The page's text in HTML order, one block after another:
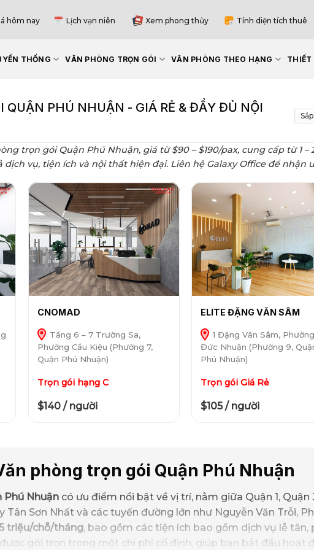
hôm nay Lịch vạn niên Xem phong thủy Tính diện tích thuê
THỐNG VĂN PHÒNG TRỌN GÓI VĂN PHÒNG THEO HẠNG THIẾT
QUẬN PHÚ NHUẬN - GIÁ RẺ & ĐẦY ĐỦ NỘI
trọn gói Quận Phú Nhuận, giá từ $90 – $190/pax, cung cấp từ 1
dịch vụ, tiện ích và nội thất hiện đại. Liên hệ Galaxy Office để nhận
CNOMAD
Tầng 6 – 7 Trường Sa,
Phường Cầu Kiệu (Phường 7,
Quận Phú Nhuận)
Trọn gói hạng C
$140 / người
ELITE ĐẶNG VĂN SÂM
1 Đặng Văn Sâm, Phường
Đức Nhuận (Phường 9,
Phú Nhuận)
Trọn gói Giá Rẻ
$105 / người
phòng trọn gói Quận Phú Nhuận
Phú Nhuận có ưu điểm nổi bật về vị trí, nằm giữa Quận 1, Quận
Sơn Nhất và các tuyến đường lớn như Nguyễn Văn Trỗi,
triệu/chỗ/tháng, bao gồm các tiện ích bao gồm dịch vụ lễ tân,
gói trọn trong một chi phí cố định, giúp bạn bắt đầu hoạt